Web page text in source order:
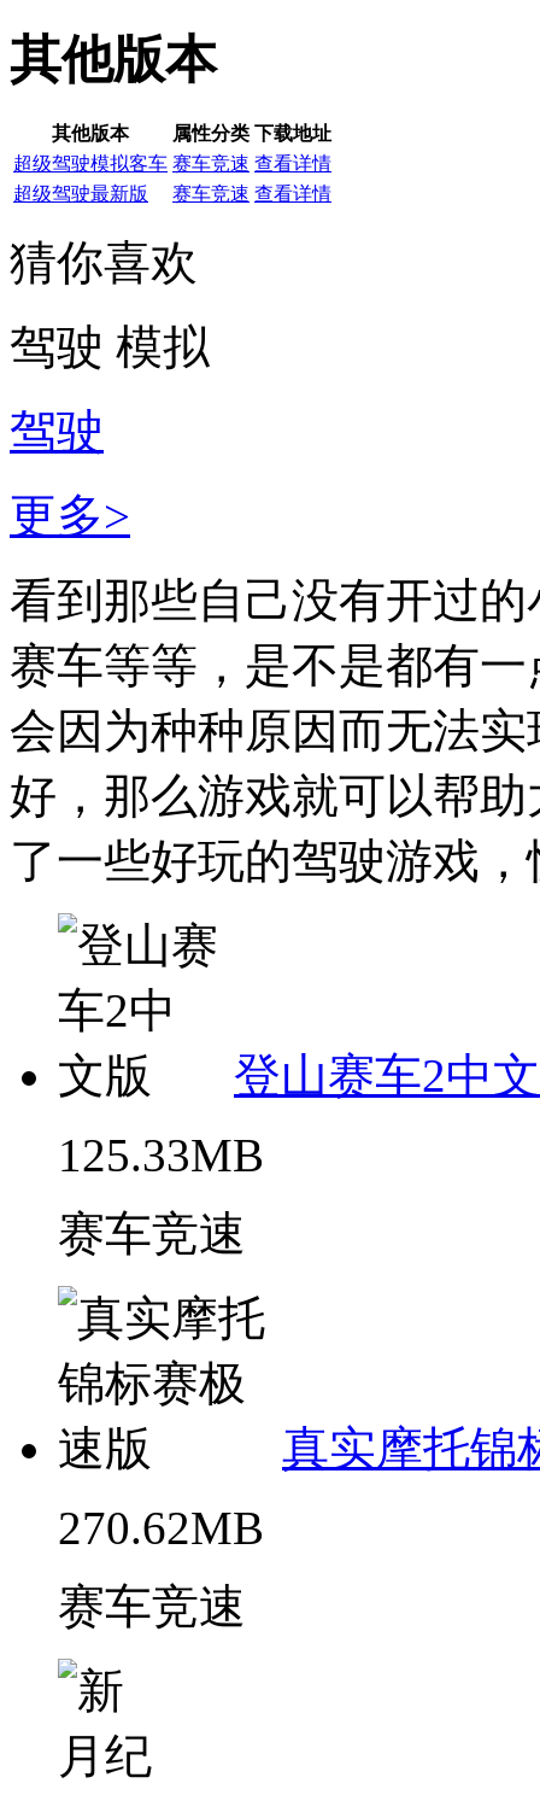
其他版本
其他版本 属性分类 下载地址
超级驾驶模拟客车 赛车竞速 查看详情
超级驾驶最新版
赛车竞速 查看详情
猜你喜欢
驾驶 模拟
驾驶
更多>
看到那些自己没有开过
赛车等等，是不是都有
会因为种种原因而无法
好，那么游戏就可以帮
了一些好玩的驾驶游戏
登山赛车2中
125.33MB
赛车竞速
真实摩托锦
270.62MB
赛车竞速